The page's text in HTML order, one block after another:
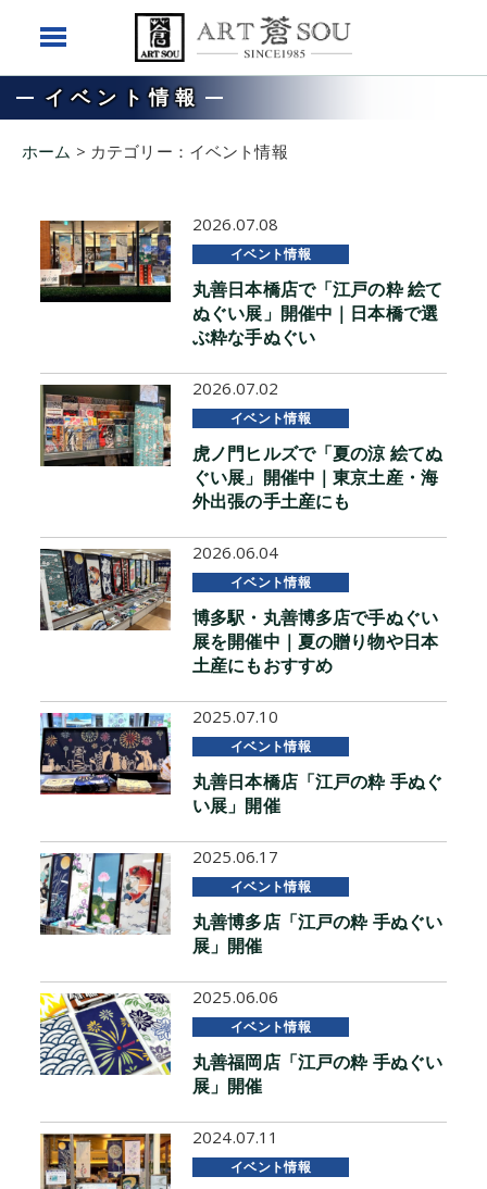
イベント情報
ホーム > カテゴリー：イベント情報
2026.07.08
イベント情報
丸善日本橋店で「江戸の粋 絵て
ぬぐい展」開催中｜日本橋で選
ぶ粋な手ぬぐい
2026.07.02
イベント情報
虎ノ門ヒルズで「夏の涼 絵てぬ
ぐい展」開催中｜東京土産・海
外出張の手土産にも
2026.06.04
イベント情報
博多駅・丸善博多店で手ぬぐい
展を開催中｜夏の贈り物や日本
土産にもおすすめ
2025.07.10
イベント情報
丸善日本橋店「江戸の粋 手ぬぐ
い展」開催
2025.06.17
イベント情報
丸善博多店「江戸の粋 手ぬぐい
展」開催
2025.06.06
イベント情報
丸善福岡店「江戸の粋 手ぬぐい
展」開催
2024.07.11
イベント情報